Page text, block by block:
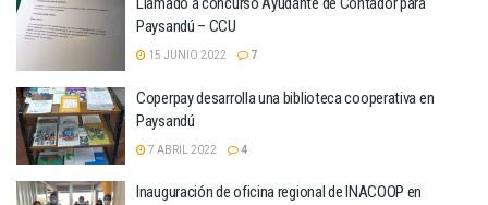
Paysandú – CCU
15 JUNIO 2022 7
Coperpay desarrolla una biblioteca cooperativa en
Paysandú
7 ABRIL 2022 4
Inauguración de oficina regional de INACOOP en